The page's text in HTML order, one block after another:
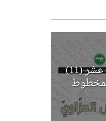
صدور العدد الحادي عشر (11)